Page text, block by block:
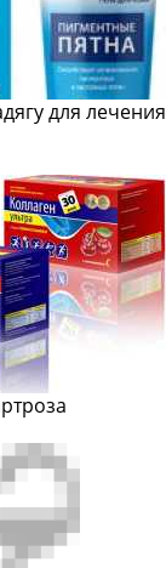
для лечения